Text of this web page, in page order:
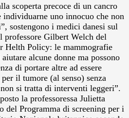
scoperta precoce di un cancro
individuarne uno innocuo che non
sostengono i medici danesi sul
professore Gilbert Welch del
Helth Policy: le mammografie
alcune donne ma possono
di portare altre ad essere
il tumore (al senso) senza
si tratta di interventi leggeri”.
la professoressa Julietta
del Programma di screening per i